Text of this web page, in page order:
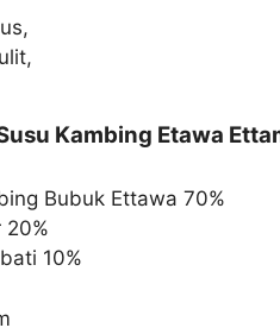
Kambing Etawa
Bubuk Ettawa 70%
20%
10%